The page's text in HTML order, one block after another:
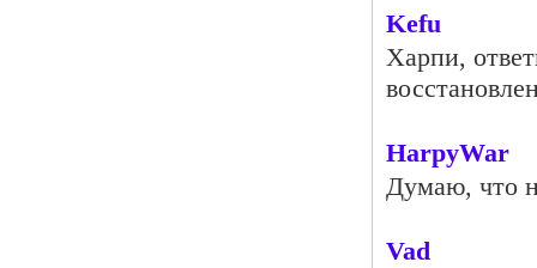
Kefu
Харпи,
HarpyWar
Думаю, что
Vad